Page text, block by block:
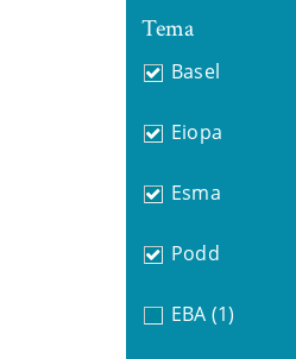
Tema
Basel
Eiopa
Esma
Podd
EBA (1)